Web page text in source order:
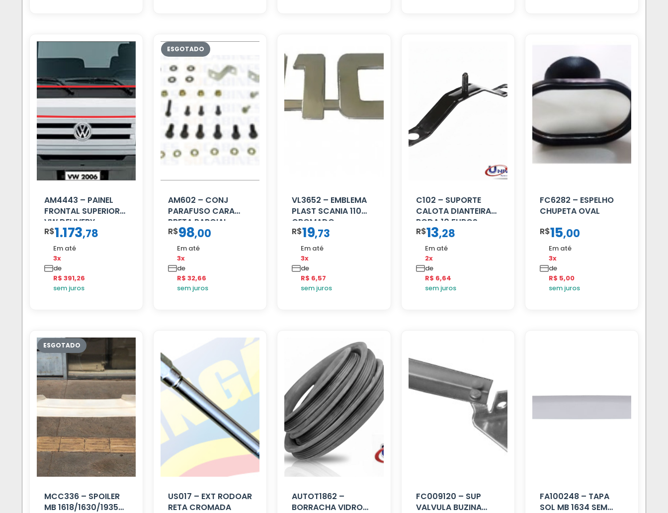
AM4443 – PAINEL
FRONTAL SUPERIOR
VW DELIVERY
R$1.173,78
Em até
3x
de
R$ 391,26
sem juros
AM602 – CONJ
PARAFUSO CARA
PRETA PARCIAL
R$98,00
Em até
3x
de
R$ 32,66
sem juros
VL3652 – EMBLEMA
PLAST SCANIA 110
CROMADO
R$19,73
Em até
3x
de
R$ 6,57
sem juros
C102 – SUPORTE
CALOTA DIANTEIRA
RODA 10 FUROS
R$13,28
Em até
2x
de
R$ 6,64
sem juros
FC6282 – ESPELHO
CHUPETA OVAL
R$15,00
Em até
3x
de
R$ 5,00
sem juros
MCC336 – SPOILER
MB 1618/1630/1935
US017 – EXT RODOAR
RETA CROMADA
AUTOT1862 –
BORRACHA VIDRO
FC009120 – SUP
VALVULA BUZINA
FA100248 – TAPA
SOL MB 1634 SEM